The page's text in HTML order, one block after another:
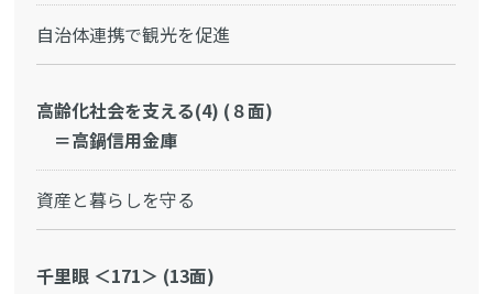
自治体連携で観光を促進
高齢化社会を支える(4) (８面)
＝高鍋信用金庫
資産と暮らしを守る
千里眼 ＜171＞ (13面)